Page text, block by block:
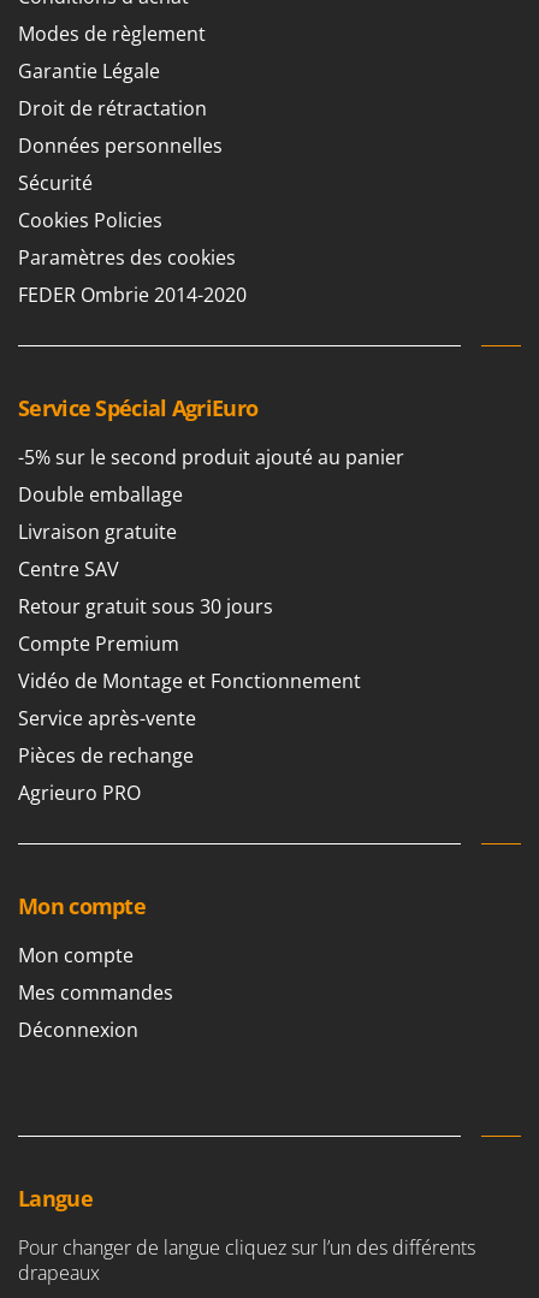
Pulvérisateurs
Pulvérisateurs portés
R
Rafraîchisseurs d'air par évaporation
Rampes de chargement en aluminium
Râpes à fromage électriques
Râteaux pour tracteur
Remplisseuses
Robots nettoyeurs de piscine
Rouleaux pour tracteur
S
Scies à Ruban
Scies alternatives à batterie
Scies de jardin télescopiques
Sécateurs électriques à batterie
Sécateurs et Échenilloirs manuels
Sécateurs pneumatiques
Semoirs et Épandeurs d'engrais
Socs pour tracteur
Souffleurs aspirateurs pour Feuilles
Trancheuses de sol
Treuils de débardage
GRIFO
GVS
GYS
H
Hailo
Henx
HiKOKI
Honda
Il-Tec
Imperia
Infaco
Intec
Intex
Italyco
J JOLLY ITALIA
K
KAAZ
Karcher
Kasco
Keter
KitchenAid
Komo
L
Lavor
Linea VZ
Lisam
Modes de règlement
Garantie Légale
Droit de rétractation
Données personnelles
Sécurité
Cookies Policies
Paramètres des cookies
FEDER Ombrie 2014-2020
Service Spécial AgriEuro
-5% sur le second produit ajouté au panier
Double emballage
Livraison gratuite
Centre SAV
Retour gratuit sous 30 jours
Compte Premium
Vidéo de Montage et Fonctionnement
Service après-vente
Pièces de rechange
Agrieuro PRO
Mon compte
Mon compte
Mes commandes
Déconnexion
Langue
Pour changer de langue cliquez sur l’un des différents
drapeaux